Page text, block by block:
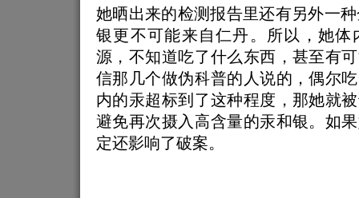
她晒出来的检测报告里还有另外一
银更不可能来自仁丹。所以，她体
源，不知道吃了什么东西，甚至有
信那几个做伪科普的人说的，偶尔
内的汞超标到了这种程度，那她就
避免再次摄入高含量的汞和银。如
定还影响了破案。